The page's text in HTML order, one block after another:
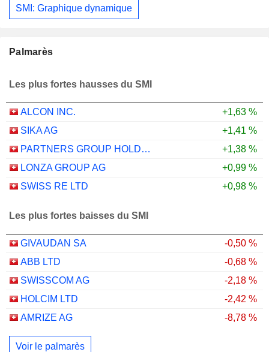
SMI: Graphique dynamique
Palmarès
Les plus fortes hausses du SMI
ALCON INC.
+1,63 %
SIKA AG
+1,41 %
PARTNERS GROUP HOLDING AG
+1,38 %
LONZA GROUP AG
+0,99 %
SWISS RE LTD
+0,98 %
Les plus fortes baisses du SMI
GIVAUDAN SA
-0,50 %
ABB LTD
-0,68 %
SWISSCOM AG
-2,18 %
HOLCIM LTD
-2,42 %
AMRIZE AG
-8,78 %
Voir le palmarès